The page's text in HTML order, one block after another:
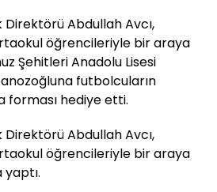
Abdullah Avcı,
öğrencileriyle bir araya
Şehitleri Anadolu Lisesi
futbolcuların
forması hediye etti.
Abdullah Avcı,
öğrencileriyle bir araya
yaptı.